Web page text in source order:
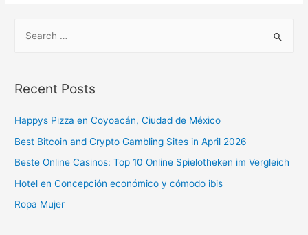
Recent Posts
Happys Pizza en Coyoacán, Ciudad de México
Best Bitcoin and Crypto Gambling Sites in April 2026
Beste Online Casinos: Top 10 Online Spielotheken im Vergleich
Hotel en Concepción económico y cómodo ibis
Ropa Mujer